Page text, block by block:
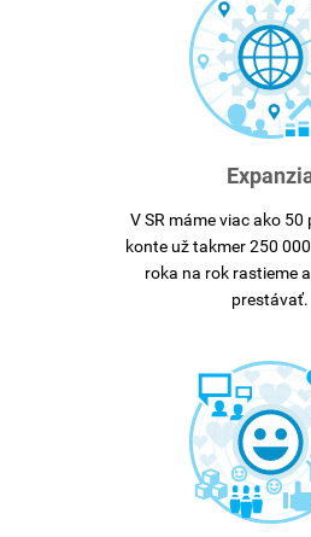
V SR máme viac ako 50
konte už takmer 250
roka na rok rastieme
prestávať.